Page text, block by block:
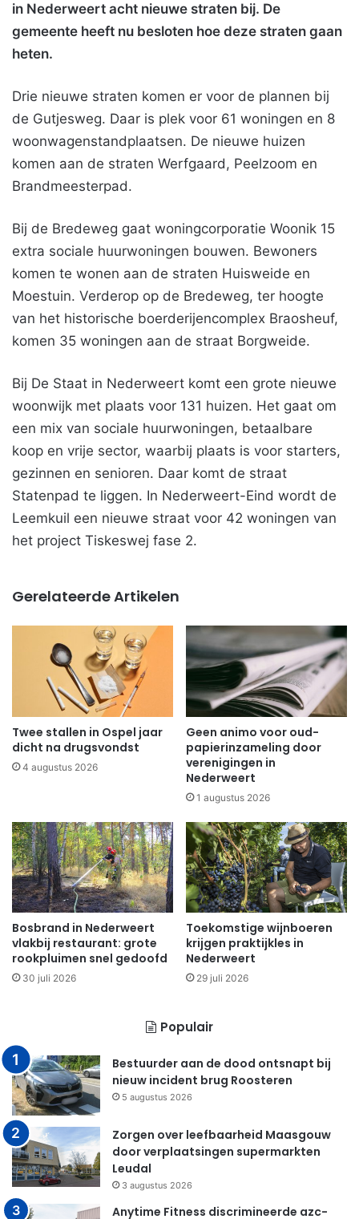
in Nederweert acht nieuwe straten bij. De
gemeente heeft nu besloten hoe deze straten gaan
heten.
Drie nieuwe straten komen er voor de plannen bij
de Gutjesweg. Daar is plek voor 61 woningen en 8
woonwagenstandplaatsen. De nieuwe huizen
komen aan de straten Werfgaard, Peelzoom en
Brandmeesterpad.
Bij de Bredeweg gaat woningcorporatie Woonik 15
extra sociale huurwoningen bouwen. Bewoners
komen te wonen aan de straten Huisweide en
Moestuin. Verderop op de Bredeweg, ter hoogte
van het historische boerderijencomplex Braosheuf,
komen 35 woningen aan de straat Borgweide.
Bij De Staat in Nederweert komt een grote nieuwe
woonwijk met plaats voor 131 huizen. Het gaat om
een mix van sociale huurwoningen, betaalbare
koop en vrije sector, waarbij plaats is voor starters,
gezinnen en senioren. Daar komt de straat
Statenpad te liggen. In Nederweert-Eind wordt de
Leemkuil een nieuwe straat voor 42 woningen van
het project Tiskeswej fase 2.
Gerelateerde Artikelen
Twee stallen in Ospel jaar
dicht na drugsvondst
4 augustus 2026
Geen animo voor oud-
papierinzameling door
verenigingen in
Nederweert
1 augustus 2026
Bosbrand in Nederweert
vlakbij restaurant: grote
rookpluimen snel gedoofd
30 juli 2026
Toekomstige wijnboeren
krijgen praktijkles in
Nederweert
29 juli 2026
Populair
Bestuurder aan de dood ontsnapt bij
nieuw incident brug Roosteren
5 augustus 2026
Zorgen over leefbaarheid Maasgouw
door verplaatsingen supermarkten
Leudal
3 augustus 2026
Anytime Fitness discrimineerde azc-